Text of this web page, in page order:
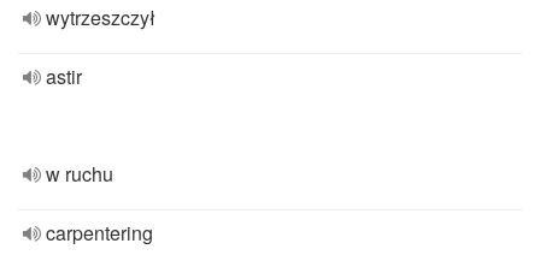
wytrzeszczył
astir
w ruchu
carpentering